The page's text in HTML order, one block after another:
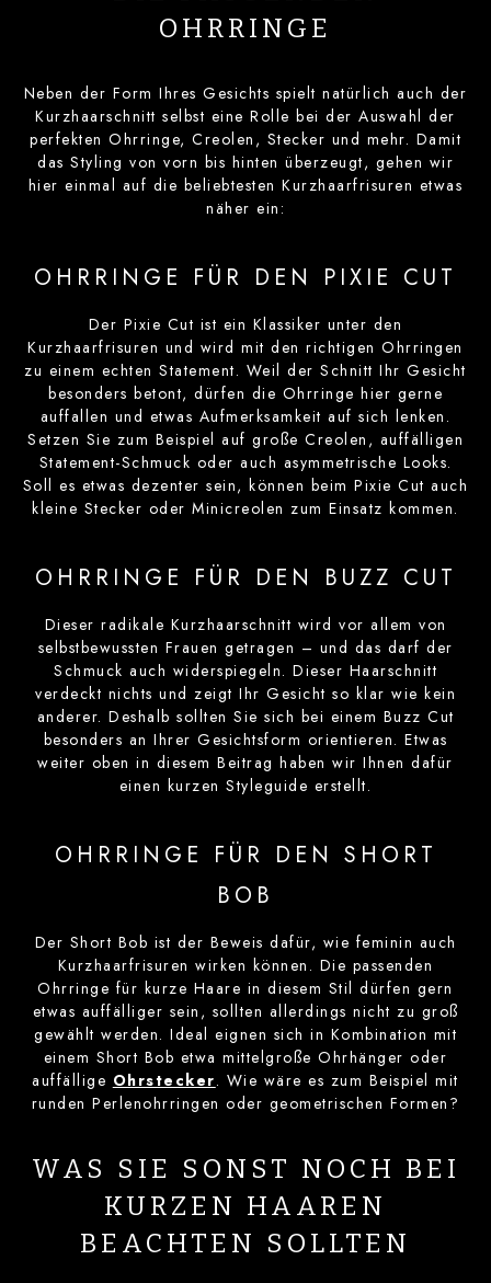
OHRRINGE
Neben der Form Ihres Gesichts spielt natürlich auch der
Kurzhaarschnitt selbst eine Rolle bei der Auswahl der
perfekten Ohrringe, Creolen, Stecker und mehr. Damit
das Styling von vorn bis hinten überzeugt, gehen wir
hier einmal auf die beliebtesten Kurzhaarfrisuren etwas
näher ein:
OHRRINGE FÜR DEN PIXIE CUT
Der Pixie Cut ist ein Klassiker unter den
Kurzhaarfrisuren und wird mit den richtigen Ohrringen
zu einem echten Statement. Weil der Schnitt Ihr Gesicht
besonders betont, dürfen die Ohrringe hier gerne
auffallen und etwas Aufmerksamkeit auf sich lenken.
Setzen Sie zum Beispiel auf große Creolen, auffälligen
Statement-Schmuck oder auch asymmetrische Looks.
Soll es etwas dezenter sein, können beim Pixie Cut auch
kleine Stecker oder Minicreolen zum Einsatz kommen.
OHRRINGE FÜR DEN BUZZ CUT
Dieser radikale Kurzhaarschnitt wird vor allem von
selbstbewussten Frauen getragen – und das darf der
Schmuck auch widerspiegeln. Dieser Haarschnitt
verdeckt nichts und zeigt Ihr Gesicht so klar wie kein
anderer. Deshalb sollten Sie sich bei einem Buzz Cut
besonders an Ihrer Gesichtsform orientieren. Etwas
weiter oben in diesem Beitrag haben wir Ihnen dafür
einen kurzen Styleguide erstellt.
OHRRINGE FÜR DEN SHORT
BOB
Der Short Bob ist der Beweis dafür, wie feminin auch
Kurzhaarfrisuren wirken können. Die passenden
Ohrringe für kurze Haare in diesem Stil dürfen gern
etwas auffälliger sein, sollten allerdings nicht zu groß
gewählt werden. Ideal eignen sich in Kombination mit
einem Short Bob etwa mittelgroße Ohrhänger oder
auffällige Ohrstecker. Wie wäre es zum Beispiel mit
runden Perlenohrringen oder geometrischen Formen?
WAS SIE SONST NOCH BEI
KURZEN HAAREN
BEACHTEN SOLLTEN